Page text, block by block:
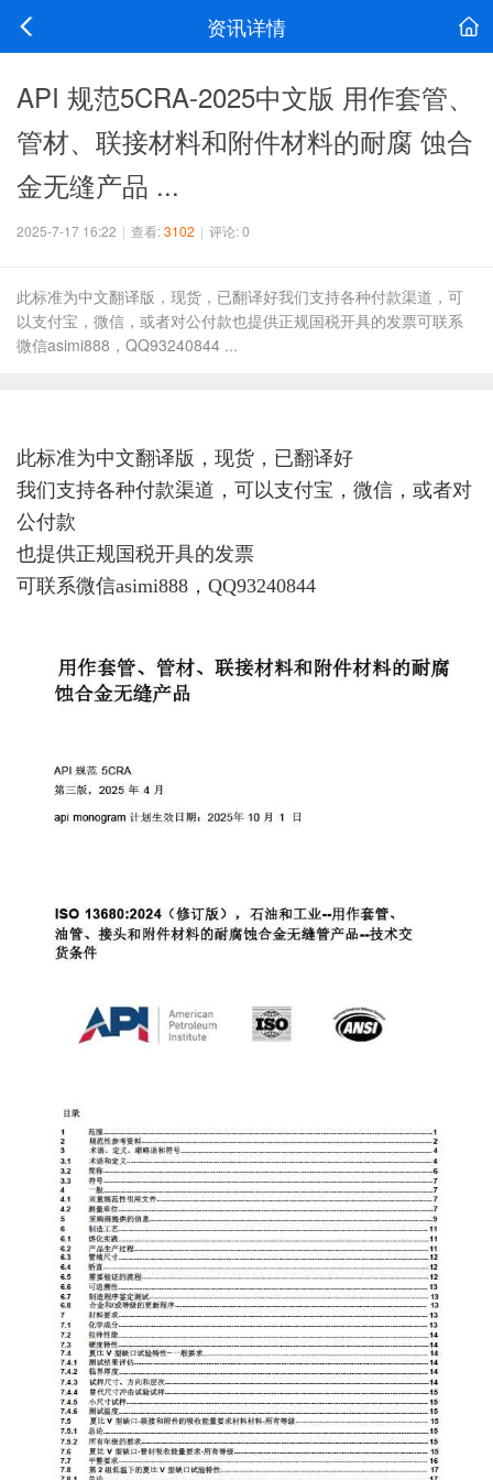
资讯详情
API 规范5CRA-2025中文版 用作套管、
管材、联接材料和附件材料的耐腐 蚀合
金无缝产品 ...
2025-7-17 16:22 | 查看:3102 | 评论: 0
此标准为中文翻译版，现货，已翻译好我们支持各种付款渠道，可
以支付宝，微信，或者对公付款也提供正规国税开具的发票可联系
微信asimi888，QQ93240844 ...
此标准为中文翻译版，现货，已翻译好
我们支持各种付款渠道，可以支付宝，微信，或者对
公付款
也提供正规国税开具的发票
可联系微信asimi888，QQ93240844